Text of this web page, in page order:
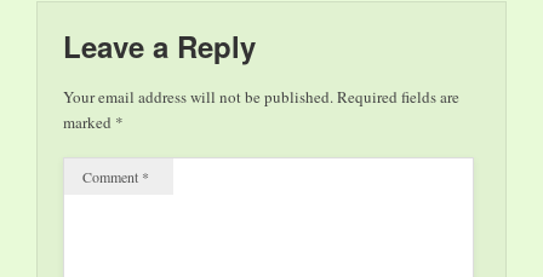
maledetti”) I LIBRAI
INDIPENDENTI
SECONDO ANNO
CONSECUTIVO
NEWTON
COMPTON
Leave a Reply
Your email address will not be published.Required fields are
marked *
Comment *